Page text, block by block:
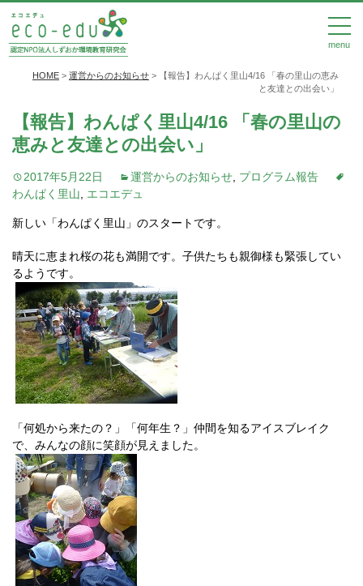
menu
HOME > 運営からのお知らせ >
【報告】わんぱく里山4/16 「春の里山の恵み
と友達との出会い」
【報告】わんぱく里山4/16 「春の里山の
恵みと友達との出会い」
2017年5月22日 運営からのお知らせ プログラム報告
わんぱく里山
エコエデュ
新しい「わんぱく里山」のスタートです。
晴天に恵まれ桜の花も満開です。子供たちも親御様も緊張してい
るようです。
「何処から来たの？」「何年生？」仲間を知るアイスブレイク
で、みんなの顔に笑顔が見えました。